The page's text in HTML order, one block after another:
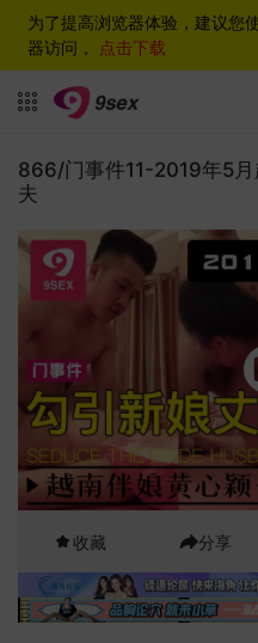
为了提高浏览器体验，建议您
器访问， 点击下载
866/门事件11-2019年5
夫
收藏 分享